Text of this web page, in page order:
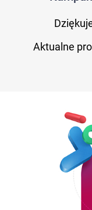
Aktualne